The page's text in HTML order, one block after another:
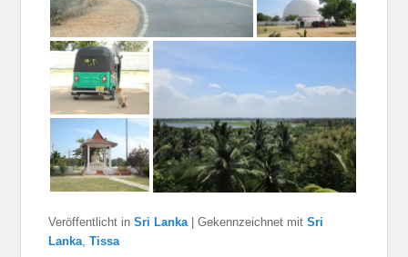
Veröffentlicht in Sri Lanka |Gekennzeichnet mit Sri
Lanka ,Tissa